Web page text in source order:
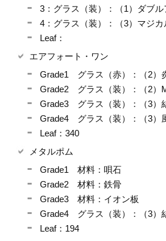
3：グラス（装）：（1）ダブル
4：グラス（装）：（3）マジカ
Leaf：
エアフォート・ワン
Grade1 グラス（赤）：（2）
Grade2 グラス（装）：（2）
Grade3 グラス（装）：（3）
Grade4 グラス（装）：（3）
Leaf：340
メタルポム
Grade1 材料：唄石
Grade2 材料：鉄骨
Grade3 材料：イオン板
Grade4 グラス（装）：（3）
Leaf：194